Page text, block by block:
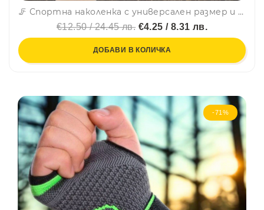
🦵 Спортна наколенка с универсален размер и две здрави ленти за здрава фиксация - 1 бр. - LT-2024
€12.50 / 24.45 лв. €4.25 / 8.31 лв.
ДОБАВИ В КОЛИЧКА
-71%